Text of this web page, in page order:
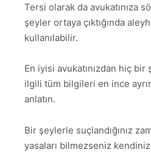
Tersi olarak da avukatınıza
şeyler ortaya çıktığında
kullanılabilir.
En iyisi avukatınızdan hiç
ilgili tüm bilgileri en ince
anlatın.
Bir şeylerle suçlandığınız
yasaları bilmezseniz